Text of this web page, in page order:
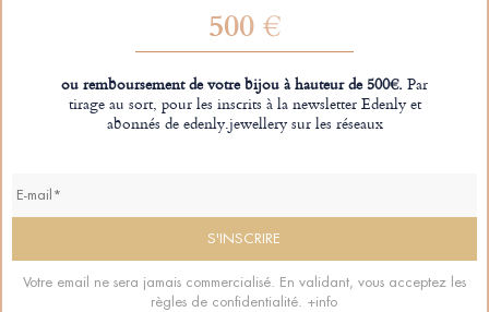
500 €
ou remboursement de votre bijou à hauteur de 500€.Par
tirage au sort, pour les inscrits à la newsletter Edenly et
abonnés de edenly.jewellery sur les réseaux
Votre email ne sera jamais commercialisé. En validant, vous acceptez les
règles de confidentialité. +info